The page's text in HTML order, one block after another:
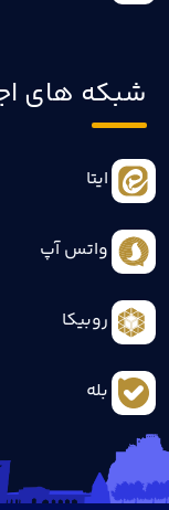
شبکه های
ایتا
واتس آپ
روبیکا
بله